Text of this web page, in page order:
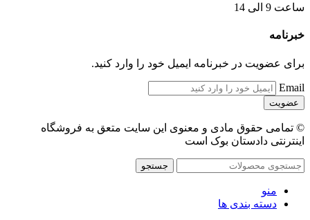
ساعت 9 الی 14
خبرنامه
برای عضویت در خبرنامه ایمیل خود را وارد کنید.
Email
© تمامی حقوق مادی و معنوی این سایت متعق به فروشگاه
اینترنتی دادستان بوک است
جستجو
منو
دسته بندی ها